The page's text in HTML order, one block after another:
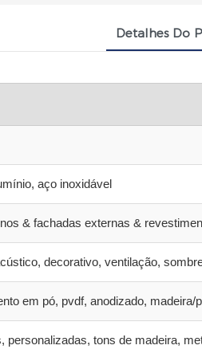
Detalhes Do
aço inoxidável
& fachadas externas &
decorativo, ventilação,
em pó, pvdf, anodizado,
personalizadas, tons de madeira,